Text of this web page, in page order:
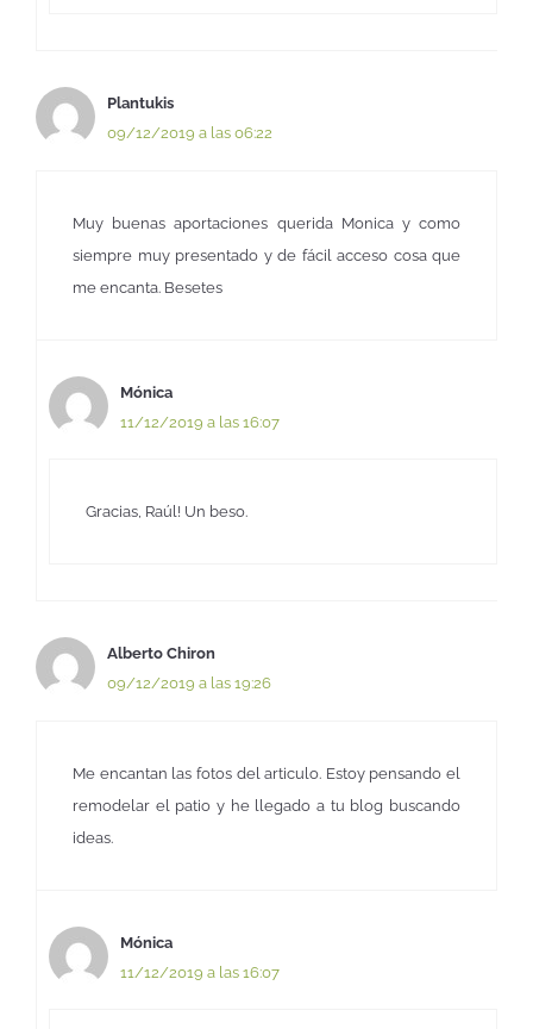
Plantukis
09/12/2019 a las 06:22
Muy buenas aportaciones querida Monica y como
siempre muy presentado y de fácil acceso cosa que
me encanta. Besetes
Mónica
11/12/2019 a las 16:07
Gracias, Raúl! Un beso.
Alberto Chiron
09/12/2019 a las 19:26
Me encantan las fotos del articulo. Estoy pensando el
remodelar el patio y he llegado a tu blog buscando
ideas.
Mónica
11/12/2019 a las 16:07